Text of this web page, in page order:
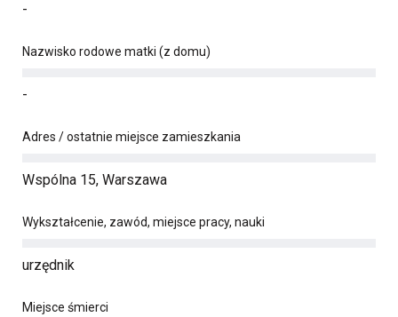
-
Nazwisko rodowe matki (z domu)
-
Adres / ostatnie miejsce zamieszkania
Wspólna 15, Warszawa
Wykształcenie, zawód, miejsce pracy, nauki
urzędnik
Miejsce śmierci